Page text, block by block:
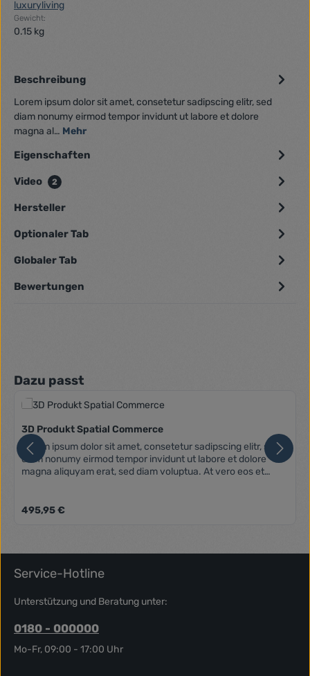
luxuryliving
Gewicht:
0.15 kg
Beschreibung
Lorem ipsum dolor sit amet, consetetur sadipscing elitr, sed
diam nonumy eirmod tempor invidunt ut labore et dolore
magna al… Mehr
Eigenschaften
Video 2
Hersteller
Optionaler Tab
Globaler Tab
Bewertungen
Produktgalerie überspringen
Dazu passt
3D Produkt Spatial Commerce
Lorem ipsum dolor sit amet, consetetur sadipscing elitr, sed
diam nonumy eirmod tempor invidunt ut labore et dolore
magna aliquyam erat, sed diam voluptua. At vero eos et
sit amet. Lorem ipsum dolor sit amet, consetetur sadipscing
sit amet.
Regulärer Preis:
495,95 €
Service-Hotline
Unterstützung und Beratung unter:
0180 - 000000
Mo-Fr, 09:00 - 17:00 Uhr